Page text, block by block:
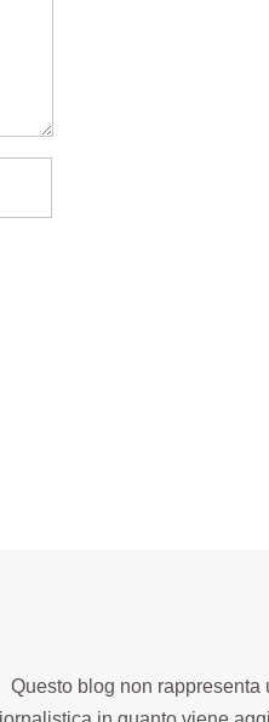
Questo blog non rappresenta